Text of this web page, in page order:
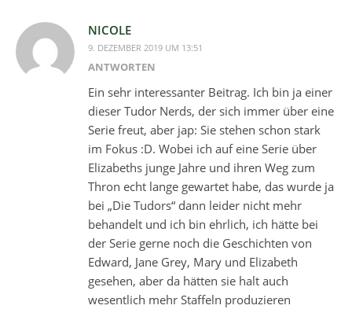
NICOLE
9. DEZEMBER 2019 UM 13:51
ANTWORTEN
Ein sehr interessanter Beitrag. Ich bin ja einer
dieser Tudor Nerds, der sich immer über eine
Serie freut, aber jap: Sie stehen schon stark
im Fokus :D. Wobei ich auf eine Serie über
Elizabeths junge Jahre und ihren Weg zum
Thron echt lange gewartet habe, das wurde ja
bei „Die Tudors“ dann leider nicht mehr
behandelt und ich bin ehrlich, ich hätte bei
der Serie gerne noch die Geschichten von
Edward, Jane Grey, Mary und Elizabeth
gesehen, aber da hätten sie halt auch
wesentlich mehr Staffeln produzieren